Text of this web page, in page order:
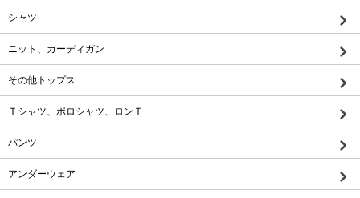
シャツ
ニット、カーディガン
その他トップス
Ｔシャツ、ポロシャツ、ロンＴ
パンツ
アンダーウェア